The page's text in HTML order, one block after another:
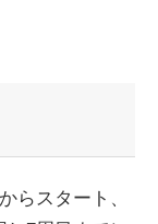
らスタート、